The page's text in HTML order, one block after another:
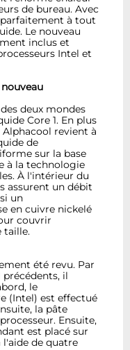
de bureau. Avec
à tout
Le nouveau
inclus et
Intel et
deux mondes
Core 1. En plus
revient à
de
sur la base
à la technologie
À l'intérieur du
assurent un débit
un
en cuivre nickelé
couvrir
taille.
été revu. Par
il
le
(Intel) est effectué
la pâte
Ensuite,
est placé sur
l'aide de quatre